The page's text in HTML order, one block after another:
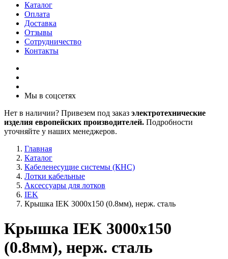
Каталог
Оплата
Доставка
Отзывы
Сотрудничество
Контакты
Мы в соцсетях
Нет в наличии? Привезем под заказ электротехнические
изделия европейских производителей. Подробности
уточняйте у наших менеджеров.
Главная
Каталог
Кабеленесущие системы (КНС)
Лотки кабельные
Аксессуары для лотков
IEK
Крышка IEK 3000х150 (0.8мм), нерж. сталь
Крышка IEK 3000х150
(0.8мм), нерж. сталь